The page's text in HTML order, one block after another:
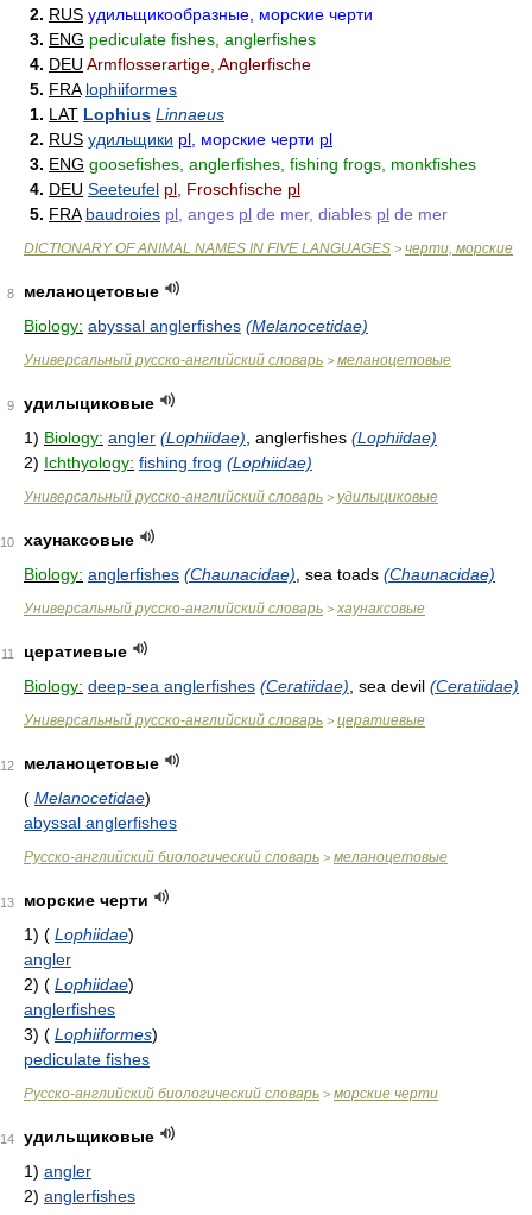
2. RUS удильщикообразные, морские черти
3. ENG pediculate fishes, anglerfishes
4. DEU Armflosserartige, Anglerfische
5. FRA lophiiformes
1. LAT Lophius Linnaeus
2. RUS удильщики pl , морские черти pl
3. ENG goosefishes, anglerfishes, fishing frogs, monkfishes
4. DEU Seeteufel pl , Froschfische pl
5. FRA baudroies pl , anges pl de mer, diables pl de mer
DICTIONARY OF ANIMAL NAMES IN FIVE LANGUAGES > черти, морские
8
меланоцетовые
Biology: abyssal anglerfishes (Melanocetidae)
Универсальный русско-английский словарь > меланоцетовые
9
удилыциковые
1) Biology: angler (Lophiidae) , anglerfishes (Lophiidae)
2) Ichthyology: fishing frog (Lophiidae)
Универсальный русско-английский словарь > удилыциковые
10
хаунаксовые
Biology: anglerfishes (Chaunacidae) , sea toads (Chaunacidae)
Универсальный русско-английский словарь > хаунаксовые
11
цератиевые
Biology: deep-sea anglerfishes (Ceratiidae) , sea devil (Ceratiidae)
Универсальный русско-английский словарь > цератиевые
12
меланоцетовые
( Melanocetidae)
abyssal anglerfishes
Русско-английский биологический словарь > меланоцетовые
13
морские черти
1) ( Lophiidae)
angler
2) ( Lophiidae)
anglerfishes
3) ( Lophiiformes)
pediculate fishes
Русско-английский биологический словарь > морские черти
14
удильщиковые
1) angler
2) anglerfishes